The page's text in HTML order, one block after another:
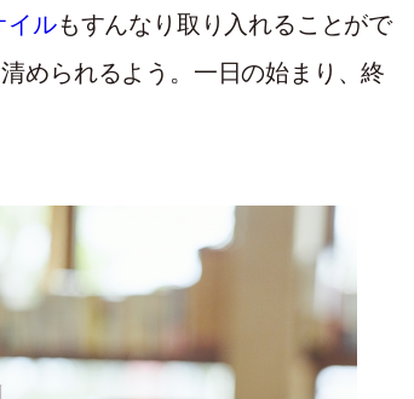
イルもすんなり取り入れることがで
められるよう。一日の始まり、終